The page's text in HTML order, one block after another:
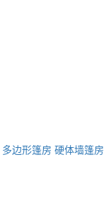
多边形篷房 硬体墙篷房